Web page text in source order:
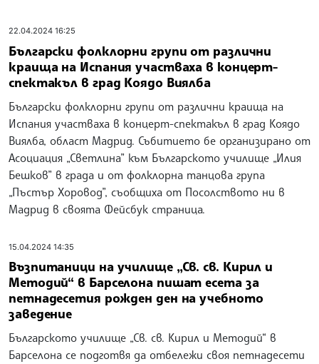
22.04.2024 16:25
Български фолклорни групи от различни
краища на Испания участваха в концерт-
спектакъл в град Коядо Виялба
Български фолклорни групи от различни краища на
Испания участваха в концерт-спектакъл в град Коядо
Виялба, област Мадрид. Събитието бе организирано от
Асоциация „Светлина” към Българското училище „Илия
Бешков” в града и от фолклорна танцова група
„Пъстър Хоровод”, съобщиха от Посолството ни в
Мадрид в своята Фейсбук страница.
15.04.2024 14:35
Възпитаници на училище „Св. св. Кирил и
Методий“ в Барселона пишат есета за
петнадесетия рожден ден на учебното
заведение
Българското училище „Св. св. Кирил и Методий“ в
Барселона се подготвя да отбележи своя петнадесети